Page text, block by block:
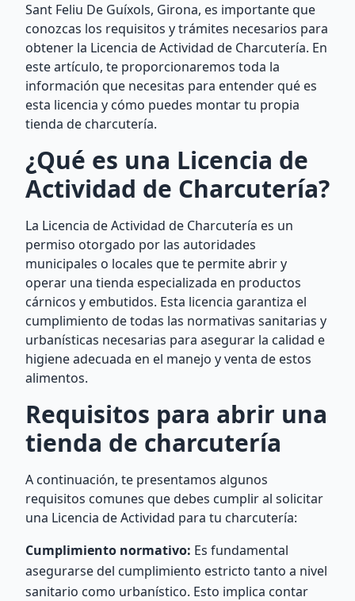
Sant Feliu De Guíxols, Girona, es importante que
conozcas los requisitos y trámites necesarios para
obtener la Licencia de Actividad de Charcutería. En
este artículo, te proporcionaremos toda la
información que necesitas para entender qué es
esta licencia y cómo puedes montar tu propia
tienda de charcutería.
¿Qué es una Licencia de
Actividad de Charcutería?
La Licencia de Actividad de Charcutería es un
permiso otorgado por las autoridades
municipales o locales que te permite abrir y
operar una tienda especializada en productos
cárnicos y embutidos. Esta licencia garantiza el
cumplimiento de todas las normativas sanitarias y
urbanísticas necesarias para asegurar la calidad e
higiene adecuada en el manejo y venta de estos
alimentos.
Requisitos para abrir una
tienda de charcutería
A continuación, te presentamos algunos
requisitos comunes que debes cumplir al solicitar
una Licencia de Actividad para tu charcutería:
Cumplimiento normativo: Es fundamental
asegurarse del cumplimiento estricto tanto a nivel
sanitario como urbanístico. Esto implica contar